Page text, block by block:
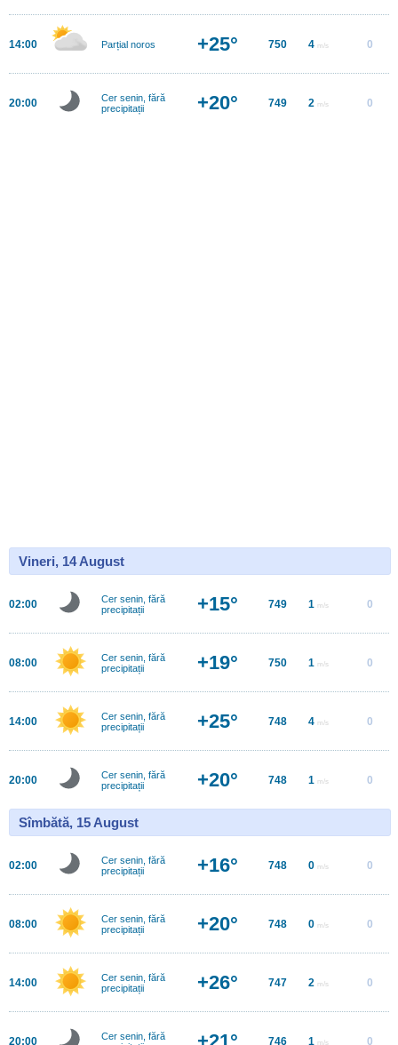
14:00 Parțial noros +25° 750 4 m/s 0
20:00
Cer senin, fără
precipitații
+20° 749 2 m/s 0
Vineri, 14 August
02:00
Cer senin, fără
precipitații
+15° 749 1 m/s 0
08:00
Cer senin, fără
precipitații
+19° 750 1 m/s 0
14:00
Cer senin, fără
precipitații
+25° 748 4 m/s 0
20:00
Cer senin, fără
precipitații
+20° 748 1 m/s 0
Sîmbătă, 15 August
02:00
Cer senin, fără
precipitații
+16° 748 0 m/s 0
08:00
Cer senin, fără
precipitații
+20° 748 0 m/s 0
14:00
Cer senin, fără
precipitații
+26° 747 2 m/s 0
20:00
Cer senin, fără
+21° 746 1 m/s 0